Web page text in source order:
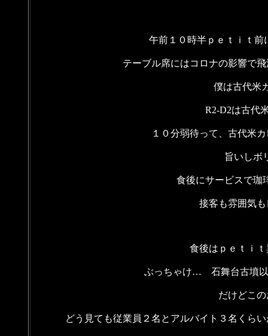
午前１０時半ｐｅｔｉｔ前
テーブル席にはコロナの影響で
僕は古代米
R2-D2は古代
１０分弱待って、古代米
旨いしボ
食後にサービスで珈
接客も雰囲気
食後はｐｅｔｉ
ぶっちゃけ… 石舞台古墳以
だけどこ
どう見ても従業員２名とアルバイト３名くら